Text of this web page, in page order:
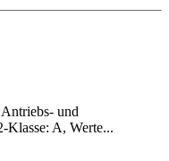
und
A, Werte...